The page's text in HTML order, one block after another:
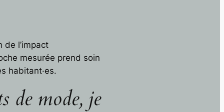
de l’impact
mesurée prend soin
habitant·es.
de mode, je